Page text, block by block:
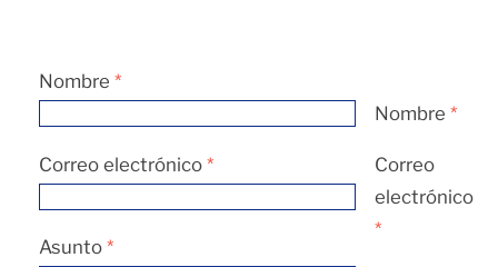
Nombre *
Nombre *
Correo electrónico *
Correo
electrónico
*
Asunto *